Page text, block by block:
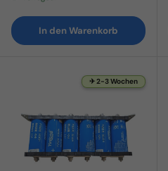
In den Warenkorb
✈ 2-3 Wochen